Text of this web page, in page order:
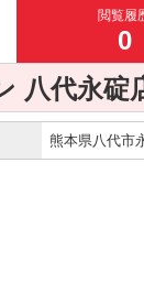
閲覧履
0
八代永碇
熊本県八代市